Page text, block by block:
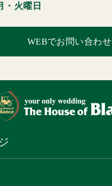
・火曜日
WEBでお問い合わせ